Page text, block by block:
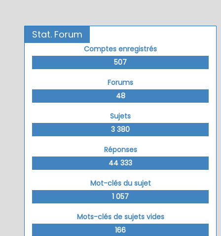
Stat. Forum
Comptes enregistrés
507
Forums
48
Sujets
3 380
Réponses
44 333
Mot-clés du sujet
1 057
Mots-clés de sujets vides
166